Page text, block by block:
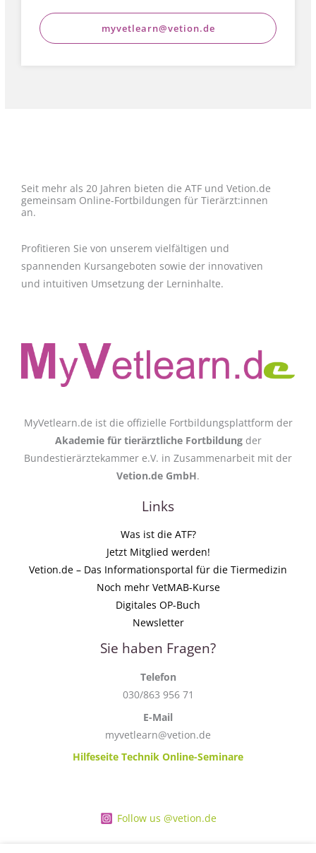
myvetlearn@vetion.de
Seit mehr als 20 Jahren bieten die ATF und Vetion.de
gemeinsam Online-Fortbildungen für Tierärzt:innen
an.
Profitieren Sie von unserem vielfältigen und
spannenden Kursangeboten sowie der innovativen
und intuitiven Umsetzung der Lerninhalte.
MyVetlearn.de ist die offizielle Fortbildungsplattform der
Akademie für tierärztliche Fortbildungder
Bundestierärztekammer e.V. in Zusammenarbeit mit der
Vetion.de GmbH.
Links
Was ist die ATF?
Jetzt Mitglied werden!
Vetion.de – Das Informationsportal für die Tiermedizin
Noch mehr VetMAB-Kurse
Digitales OP-Buch
Newsletter
Sie haben Fragen?
Telefon
030/863 956 71
E-Mail
myvetlearn@vetion.de
Hilfeseite Technik Online-Seminare
Follow us @vetion.de